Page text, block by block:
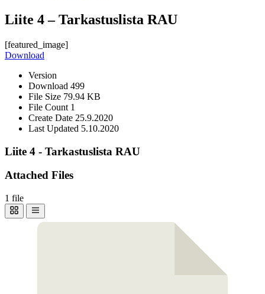
Liite 4 – Tarkastuslista RAU
[featured_image]
Download
Version
Download 499
File Size 79.94 KB
File Count 1
Create Date 25.9.2020
Last Updated 5.10.2020
Liite 4 - Tarkastuslista RAU
Attached Files
1 file